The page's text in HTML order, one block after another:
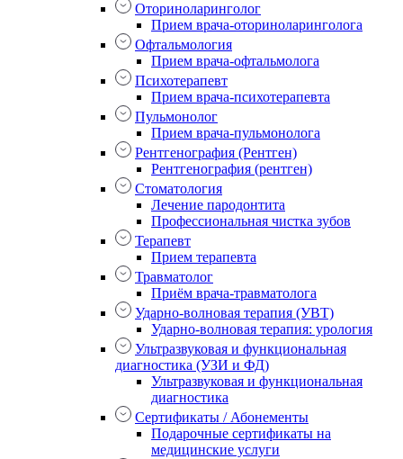
Оториноларинголог
Прием врача-оториноларинголога
Офтальмология
Прием врача-офтальмолога
Психотерапевт
Прием врача-психотерапевта
Пульмонолог
Прием врача-пульмонолога
Рентгенография (Рентген)
Рентгенография (рентген)
Стоматология
Лечение пародонтита
Профессиональная чистка зубов
Терапевт
Прием терапевта
Травматолог
Приём врача-травматолога
Ударно-волновая терапия (УВТ)
Ударно-волновая терапия: урология
Ультразвуковая и функциональная
диагностика (УЗИ и ФД)
Ультразвуковая и функциональная
диагностика
Сертификаты / Абонементы
Подарочные сертификаты на
медицинские услуги